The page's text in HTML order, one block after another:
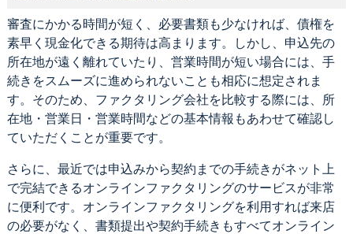
審査にかかる時間が短く、必要書類も少なければ、債権を
素早く現金化できる期待は高まります。しかし、申込先の
所在地が遠く離れていたり、営業時間が短い場合には、手
続きをスムーズに進められないことも相応に想定されま
す。そのため、ファクタリング会社を比較する際には、所
在地・営業日・営業時間などの基本情報もあわせて確認し
ていただくことが重要です。
さらに、最近では申込みから契約までの手続きがネット上
で完結できるオンラインファクタリングのサービスが非常
に便利です。オンラインファクタリングを利用すれば来店
の必要がなく、書類提出や契約手続きもすべてオンライン